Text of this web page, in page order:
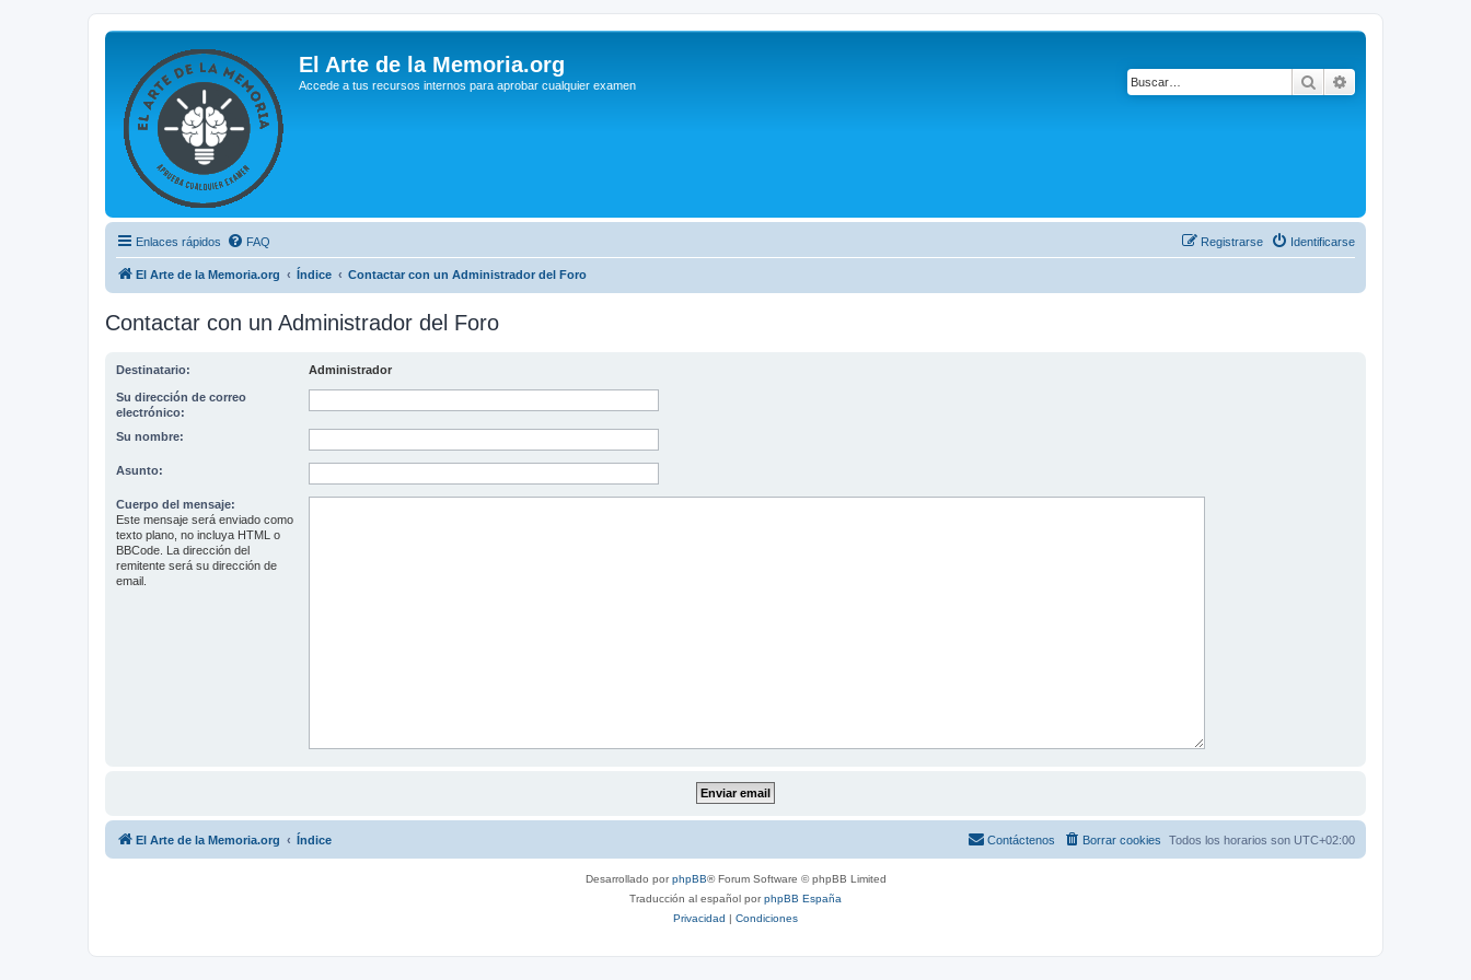
El Arte de la Memoria.org
Accede a tus recursos internos para aprobar cualquier examen Buscar
Enlaces rápidos FAQ Identificarse
Registrarse
El Arte de la Memoria.org Índice Contactar con un Administrador del Foro
Contactar con un Administrador del Foro
Destinatario: Administrador
Su dirección de correo
electrónico:
Su nombre:
Asunto:
Cuerpo del mensaje:
Este mensaje será enviado como
texto plano, no incluya HTML o
BBCode. La dirección del
remitente será su dirección de
email.
El Arte de la Memoria.org Índice Todos los horarios son UTC+02:00
Borrar cookies
Contáctenos
Desarrollado porphpBB® Forum Software © phpBB Limited
Traducción al español porphpBB España
Privacidad | Condiciones